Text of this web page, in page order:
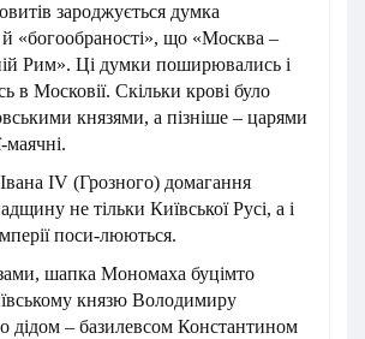
зароджується думка
й «богообраності», що «Москва –
Рим». Ці думки поширювались і
в Московії. Скільки крові було
князями, а пізніше – царями
маячні.
IV (Грозного) домагання
не тільки Київської Русі, а і
поси-люються.
шапка Мономаха буцімто
князю Володимиру
дідом – базилевсом Константином